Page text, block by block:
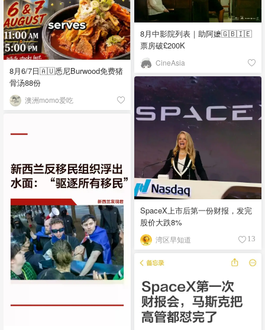
8月中影院列表｜助阿嬷🇬🇧🇮🇪
票房破£200K
CineAsia
8月6/7日🇦🇺悉尼Burwood免费猪
骨汤88份
澳洲momo爱吃
SpaceX上市后第一份财报，发完
股价大跌8%
湾区早知道 13